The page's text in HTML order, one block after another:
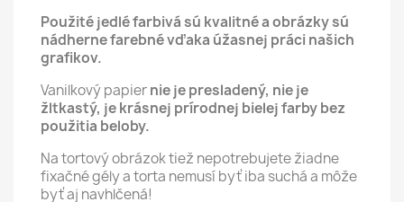
Použité jedlé farbivá sú kvalitné a obrázky sú
nádherne farebné vďaka úžasnej práci našich
grafikov.
Vanilkový papiernie je presladený, nie je
žltkastý, je krásnej prírodnej bielej farby bez
použitia beloby.
Na tortový obrázok tiež nepotrebujete žiadne
fixačné gély a torta nemusí byť iba suchá a môže
byť aj navhlčená!